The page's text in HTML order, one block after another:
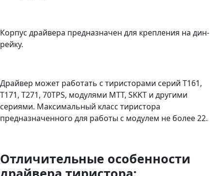
Корпус драйвера предназначен для крепления на дин-
рейку.
Драйвер может работать с тиристорами серий Т161,
Т171, Т271, 70TPS, модулями МТТ, SKKT и другими
сериями. Максимальный класс тиристора
предназначенного для работы с модулем не более 22.
Отличительные особенности